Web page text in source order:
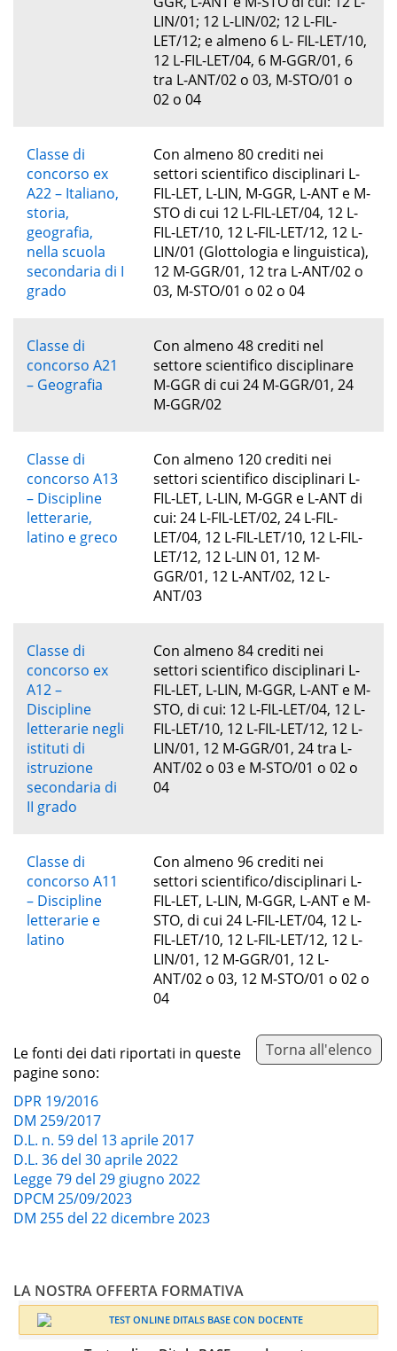
LIN/01; 12 L-LIN/02; 12 L-FIL-
LET/12; e almeno 6 L- FIL-LET/10,
12 L-FIL-LET/04, 6 M-GGR/01, 6
tra L-ANT/02 o 03, M-STO/01 o
02 o 04
Classe di
concorso ex
A22 – Italiano,
storia,
geografia,
nella scuola
secondaria di I
grado
Con almeno 80 crediti nei
settori scientifico disciplinari L-
FIL-LET, L-LIN, M-GGR, L-ANT e M-
STO di cui 12 L-FIL-LET/04, 12 L-
FIL-LET/10, 12 L-FIL-LET/12, 12 L-
LIN/01 (Glottologia e linguistica),
12 M-GGR/01, 12 tra L-ANT/02 o
03, M-STO/01 o 02 o 04
Classe di
concorso A21
– Geografia
Con almeno 48 crediti nel
settore scientifico disciplinare
M-GGR di cui 24 M-GGR/01, 24
M-GGR/02
Classe di
concorso A13
– Discipline
letterarie,
latino e greco
Con almeno 120 crediti nei
settori scientifico disciplinari L-
FIL-LET, L-LIN, M-GGR e L-ANT di
cui: 24 L-FIL-LET/02, 24 L-FIL-
LET/04, 12 L-FIL-LET/10, 12 L-FIL-
LET/12, 12 L-LIN 01, 12 M-
GGR/01, 12 L-ANT/02, 12 L-
ANT/03
Classe di
concorso ex
A12 –
Discipline
letterarie negli
istituti di
istruzione
secondaria di
II grado
Con almeno 84 crediti nei
settori scientifico disciplinari L-
FIL-LET, L-LIN, M-GGR, L-ANT e M-
STO, di cui: 12 L-FIL-LET/04, 12 L-
FIL-LET/10, 12 L-FIL-LET/12, 12 L-
LIN/01, 12 M-GGR/01, 24 tra L-
ANT/02 o 03 e M-STO/01 o 02 o
04
Classe di
concorso A11
– Discipline
letterarie e
latino
Con almeno 96 crediti nei
settori scientifico/disciplinari L-
FIL-LET, L-LIN, M-GGR, L-ANT e M-
STO, di cui 24 L-FIL-LET/04, 12 L-
FIL-LET/10, 12 L-FIL-LET/12, 12 L-
LIN/01, 12 M-GGR/01, 12 L-
ANT/02 o 03, 12 M-STO/01 o 02 o
04
Torna all'elenco
Le fonti dei dati riportati in queste
pagine sono:
DPR 19/2016
DM 259/2017
D.L. n. 59 del 13 aprile 2017
D.L. 36 del 30 aprile 2022
Legge 79 del 29 giugno 2022
DPCM 25/09/2023
DM 255 del 22 dicembre 2023
LA NOSTRA OFFERTA FORMATIVA